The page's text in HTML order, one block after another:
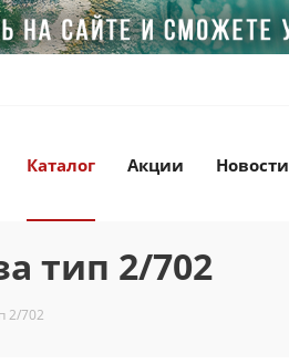
Каталог Акции Новости
тип 2/702
2/702